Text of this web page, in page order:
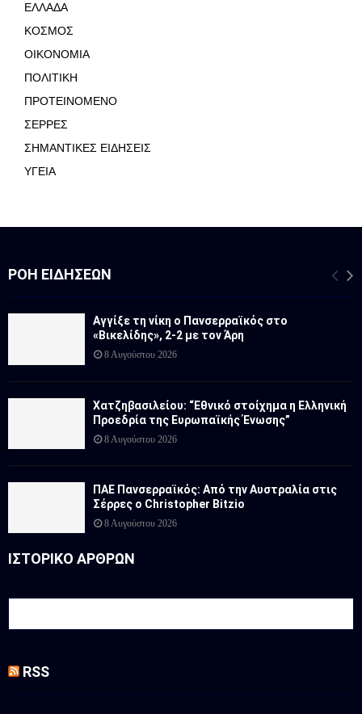
ΕΛΛΑΔΑ
ΚΟΣΜΟΣ
ΟΙΚΟΝΟΜΙΑ
ΠΟΛΙΤΙΚΗ
ΠΡΟΤΕΙΝΟΜΕΝΟ
ΣΕΡΡΕΣ
ΣΗΜΑΝΤΙΚΕΣ ΕΙΔΗΣΕΙΣ
ΥΓΕΙΑ
ΡΟΉ ΕΙΔΉΣΕΩΝ
Αγγίξε τη νίκη ο Πανσερραϊκός στο
«Βικελίδης», 2-2 με τον Άρη
8 Αυγούστου 2026
Χατζηβασιλείου: “Εθνικό στοίχημα η Ελληνική
Προεδρία της Ευρωπαϊκής Ένωσης”
8 Αυγούστου 2026
ΠΑΕ Πανσερραϊκός: Από την Αυστραλία στις
Σέρρες ο Christopher Bitzio
8 Αυγούστου 2026
ΙΣΤΟΡΙΚΟ ΑΡΘΡΩΝ
RSS